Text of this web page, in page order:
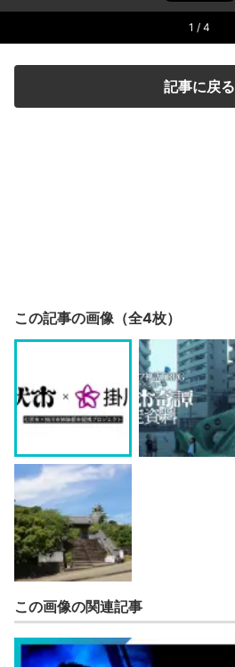
1 / 4
記事に戻る
この記事の画像（全4枚）
この画像の関連記事